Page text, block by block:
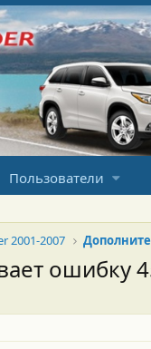
Пользователи
2001-2007
ошибку